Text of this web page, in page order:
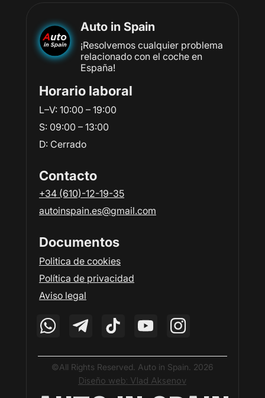
Auto in Spain
¡Resolvemos cualquier problema
relacionado con el coche en
España!
Contacto
+34 (610)-12-19-35
autoinspain.es@gmail.com
Horario laboral
L–V: 10:00 – 19:00
S: 09:00 – 13:00
D: Сerrado
Documentos
Politica de cookies
Política de privacidad
Aviso legal
©All Rights Reserved. Auto in Spain. 2026
Diseño web: Vlad Aksenov